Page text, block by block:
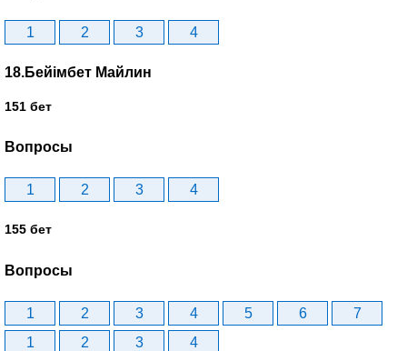
1 2 3 4
18.Бейімбет Майлин
151 бет
Вопросы
1 2 3 4
155 бет
Вопросы
1 2 3 4 5 6
7
1
2 3 4